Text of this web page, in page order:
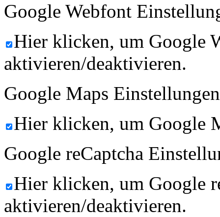
Google Webfont
Hier klicken, um Google
aktivieren/deaktivieren.
Google Maps
Hier klicken, um Google
Google reCaptcha
Hier klicken, um Google
aktivieren/deaktivieren.